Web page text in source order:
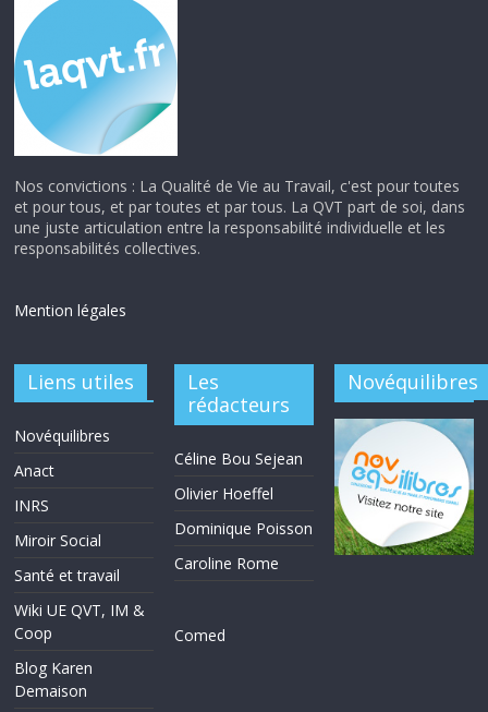
Nos convictions : La Qualité de Vie au Travail, c'est pour toutes
et pour tous, et par toutes et par tous. La QVT part de soi, dans
une juste articulation entre la responsabilité individuelle et les
responsabilités collectives.
Mention légales
Liens utiles
Novéquilibres
Anact
INRS
Miroir Social
Santé et travail
Wiki UE QVT, IM &
Coop
Blog Karen
Demaison
Les
rédacteurs
Céline Bou Sejean
Olivier Hoeffel
Dominique Poisson
Caroline Rome
Comed
Novéquilibres